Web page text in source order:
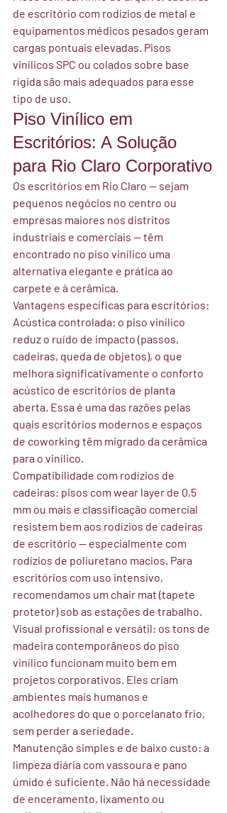
de escritório com rodízios de metal e
equipamentos médicos pesados geram
cargas pontuais elevadas. Pisos
vinílicos SPC ou colados sobre base
rígida são mais adequados para esse
tipo de uso.
Piso Vinílico em
Escritórios: A Solução
para Rio Claro Corporativo
Os escritórios em Rio Claro — sejam
pequenos negócios no centro ou
empresas maiores nos distritos
industriais e comerciais — têm
encontrado no piso vinílico uma
alternativa elegante e prática ao
carpete e à cerâmica.
Vantagens específicas para escritórios:
Acústica controlada: o piso vinílico
reduz o ruído de impacto (passos,
cadeiras, queda de objetos), o que
melhora significativamente o conforto
acústico de escritórios de planta
aberta. Essa é uma das razões pelas
quais escritórios modernos e espaços
de coworking têm migrado da cerâmica
para o vinílico.
Compatibilidade com rodízios de
cadeiras: pisos com wear layer de 0,5
mm ou mais e classificação comercial
resistem bem aos rodízios de cadeiras
de escritório — especialmente com
rodízios de poliuretano macios. Para
escritórios com uso intensivo,
recomendamos um chair mat (tapete
protetor) sob as estações de trabalho.
Visual profissional e versátil: os tons de
madeira contemporâneos do piso
vinílico funcionam muito bem em
projetos corporativos. Eles criam
ambientes mais humanos e
acolhedores do que o porcelanato frio,
sem perder a seriedade.
Manutenção simples e de baixo custo: a
limpeza diária com vassoura e pano
úmido é suficiente. Não há necessidade
de enceramento, lixamento ou